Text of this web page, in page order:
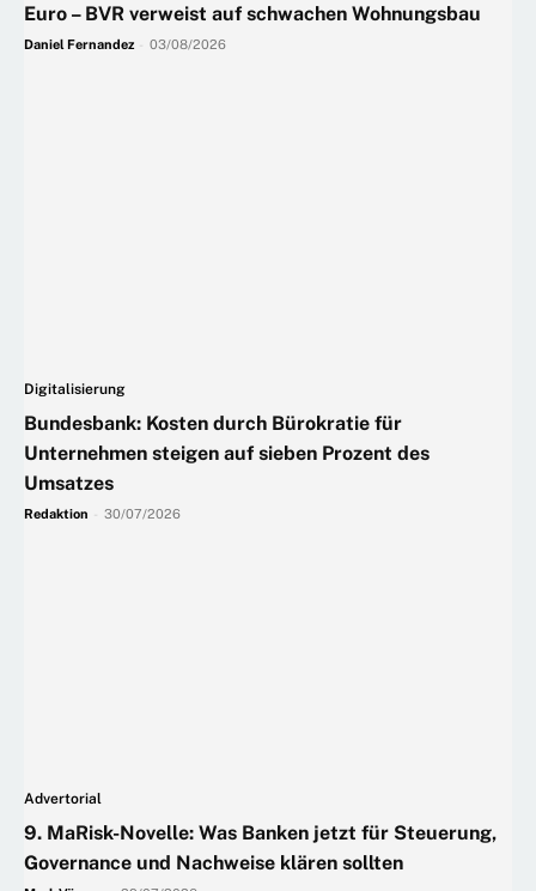
Euro – BVR verweist auf schwachen Wohnungsbau
Daniel Fernandez 03/08/2026
Digitalisierung
Bundesbank: Kosten durch Bürokratie für
Unternehmen steigen auf sieben Prozent des
Umsatzes
Redaktion 30/07/2026
Advertorial
9. MaRisk-Novelle: Was Banken jetzt für Steuerung,
Governance und Nachweise klären sollten